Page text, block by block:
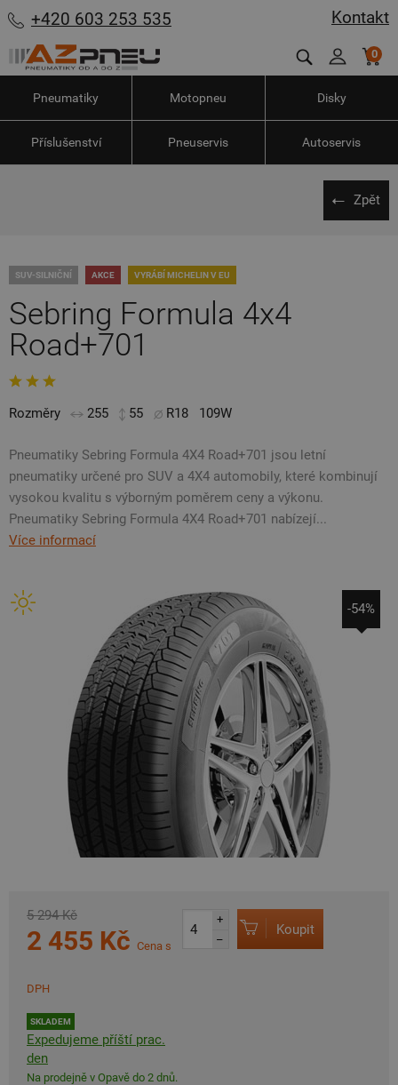
Kontakt
+420 603 253 535
0
Pneumatiky Motopneu Disky
Příslušenství Pneuservis Autoservis
Zpět
SUV-SILNIČNÍ AKCE VYRÁBÍ MICHELIN V EU
Sebring Formula 4x4
Road+701
Rozměry 255 55 R18 109W
Pneumatiky Sebring Formula 4X4 Road+701 jsou letní
pneumatiky určené pro SUV a 4X4 automobily, které kombinují
vysokou kvalitu s výborným poměrem ceny a výkonu.
Pneumatiky Sebring Formula 4X4 Road+701 nabízejí...
Více informací
-54%
5 294 Kč
2 455 Kč Cena s
DPH
SKLADEM
Expedujeme příští prac.
den
Na prodejně v Opavě do 2 dnů.
+
–
Koupit